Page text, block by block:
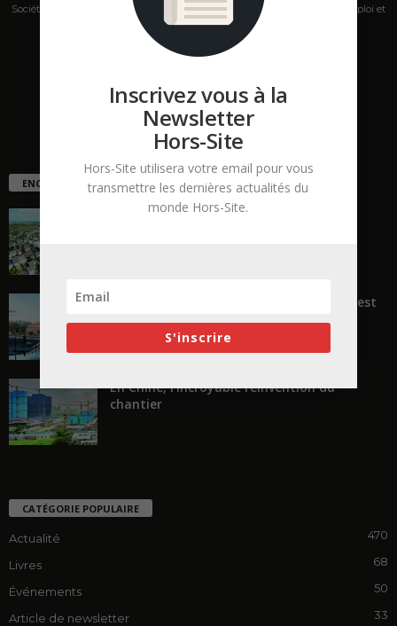
Société de presse, plateforme de mise en relation sur les marchés B2B, emploi et
salons s'adressant aux professionnels de la construction Hors Site.
ENCORE PLUS D'ARTICLES
La ruée vers l’Ouest
« Transformer plutôt que démolir, ce n’est
En Chine, l’incroyable réinvention du
chantier
CATÉGORIE POPULAIRE
Actualité 470
Livres 68
Événements 50
Article de newsletter 33
Inscrivez vous à la
Newsletter
Hors-Site
Hors-Site utilisera votre email pour vous
transmettre les dernières actualités du
monde Hors-Site.
S'inscrire